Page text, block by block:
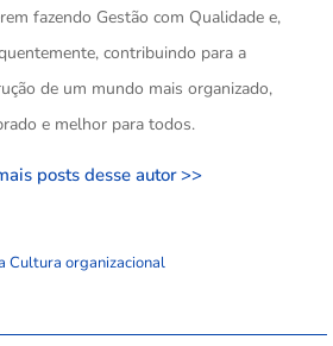
fazendo Gestão com Qualidade e,
contribuindo para a
de um mundo mais organizado,
e melhor para todos.
posts desse autor >>
Cultura organizacional